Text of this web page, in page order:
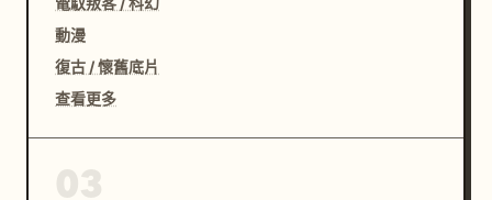
動漫
復古 / 懷舊底片
查看更多